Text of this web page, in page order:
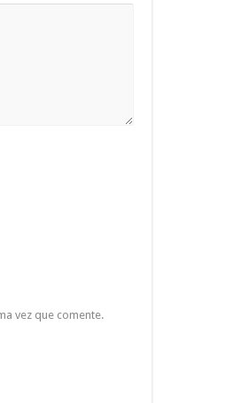
vez que comente.